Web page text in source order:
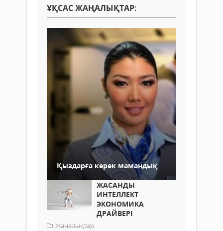
ҰҚСАС ЖАҢАЛЫҚТАР:
Қыздарға керек мамандық
ЖАСАНДЫ
ИНТЕЛЛЕКТ
ЭКОНОМИКА
ДРАЙВЕРІ
Жаңалықтар